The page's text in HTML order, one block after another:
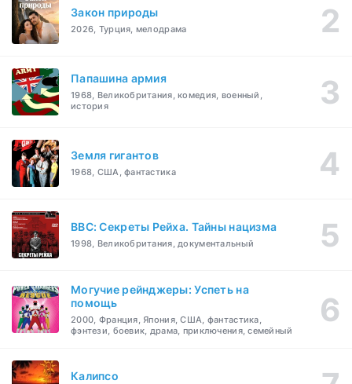
Закон природы
2026, Турция, мелодрама
Папашина армия
1968, Великобритания, комедия, военный,
история
Земля гигантов
1968, США, фантастика
BBC: Секреты Рейха. Тайны нацизма
1998, Великобритания, документальный
Могучие рейнджеры: Успеть на
помощь
2000, Франция, Япония, США, фантастика,
фэнтези, боевик, драма, приключения, семейный
Калипсо